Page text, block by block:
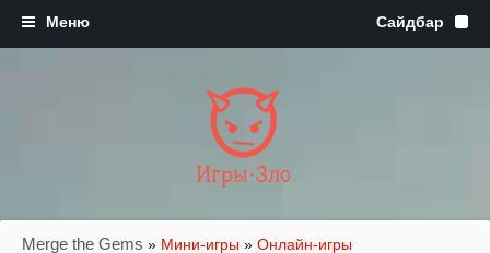
Игры·Зло
Merge the Gems » Мини-игры » Онлайн-игры